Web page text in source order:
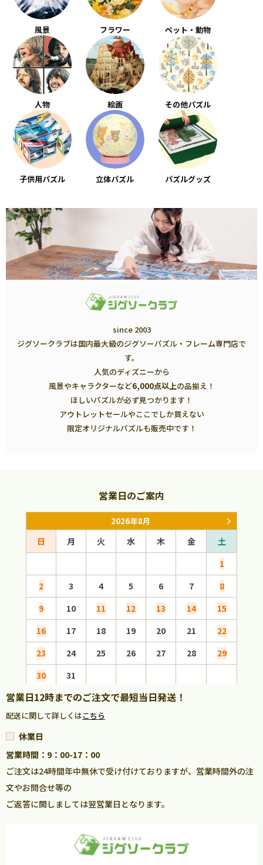
風景 フラワー ペット・動物
人物 絵画 その他パズル
子供用パズル 立体パズル パズルグッズ
since 2003
ジグソークラブは国内最大級のジグソーパズル・フレーム専門店で
す。
人気のディズニーから
風景やキャラクターなど6,000点以上の品揃え！
ほしいパズルが必ず見つかります！
アウトレットセールやここでしか買えない
限定オリジナルパズルも販売中です！
営業日のご案内
2026年8月
日 月 火 水 木 金
土
1
2
3 4 5 6 7
8
9
10 11 12 13 14
15
16
17 18 19 20 21
22
23
24 25 26 27 28
29
30
31
営業日12時までのご注文で最短当日発送！
配送に関して詳しくはこちら
休業日
営業時間：9：00-17：00
ご注文は24時間年中無休で受け付けておりますが、営業時間外の注
文やお問合せ等の
ご返答に関しましては翌営業日となります。